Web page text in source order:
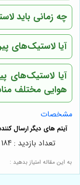
چه زمانی باید
آیا لاستیک‌های
آیا لاستیک‌های
هوایی مختلف
مشخصات
به این مقاله امتیاز بدهید :
تعداد بازدید : 184